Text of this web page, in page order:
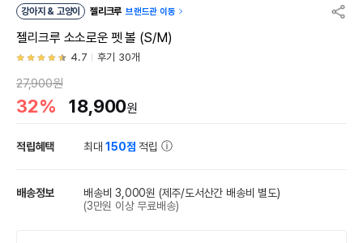
강아지 & 고양이 젤리크루 브랜드관 이동
젤리크루 소소로운 펫 볼 (S/M)
4.7 후기 30개
27,900원
32% 18,900원
적립혜택 최대150점 적립
배송정보 배송비 3,000원 (제주/도서산간 배송비 별도)
(3만원 이상 무료배송)